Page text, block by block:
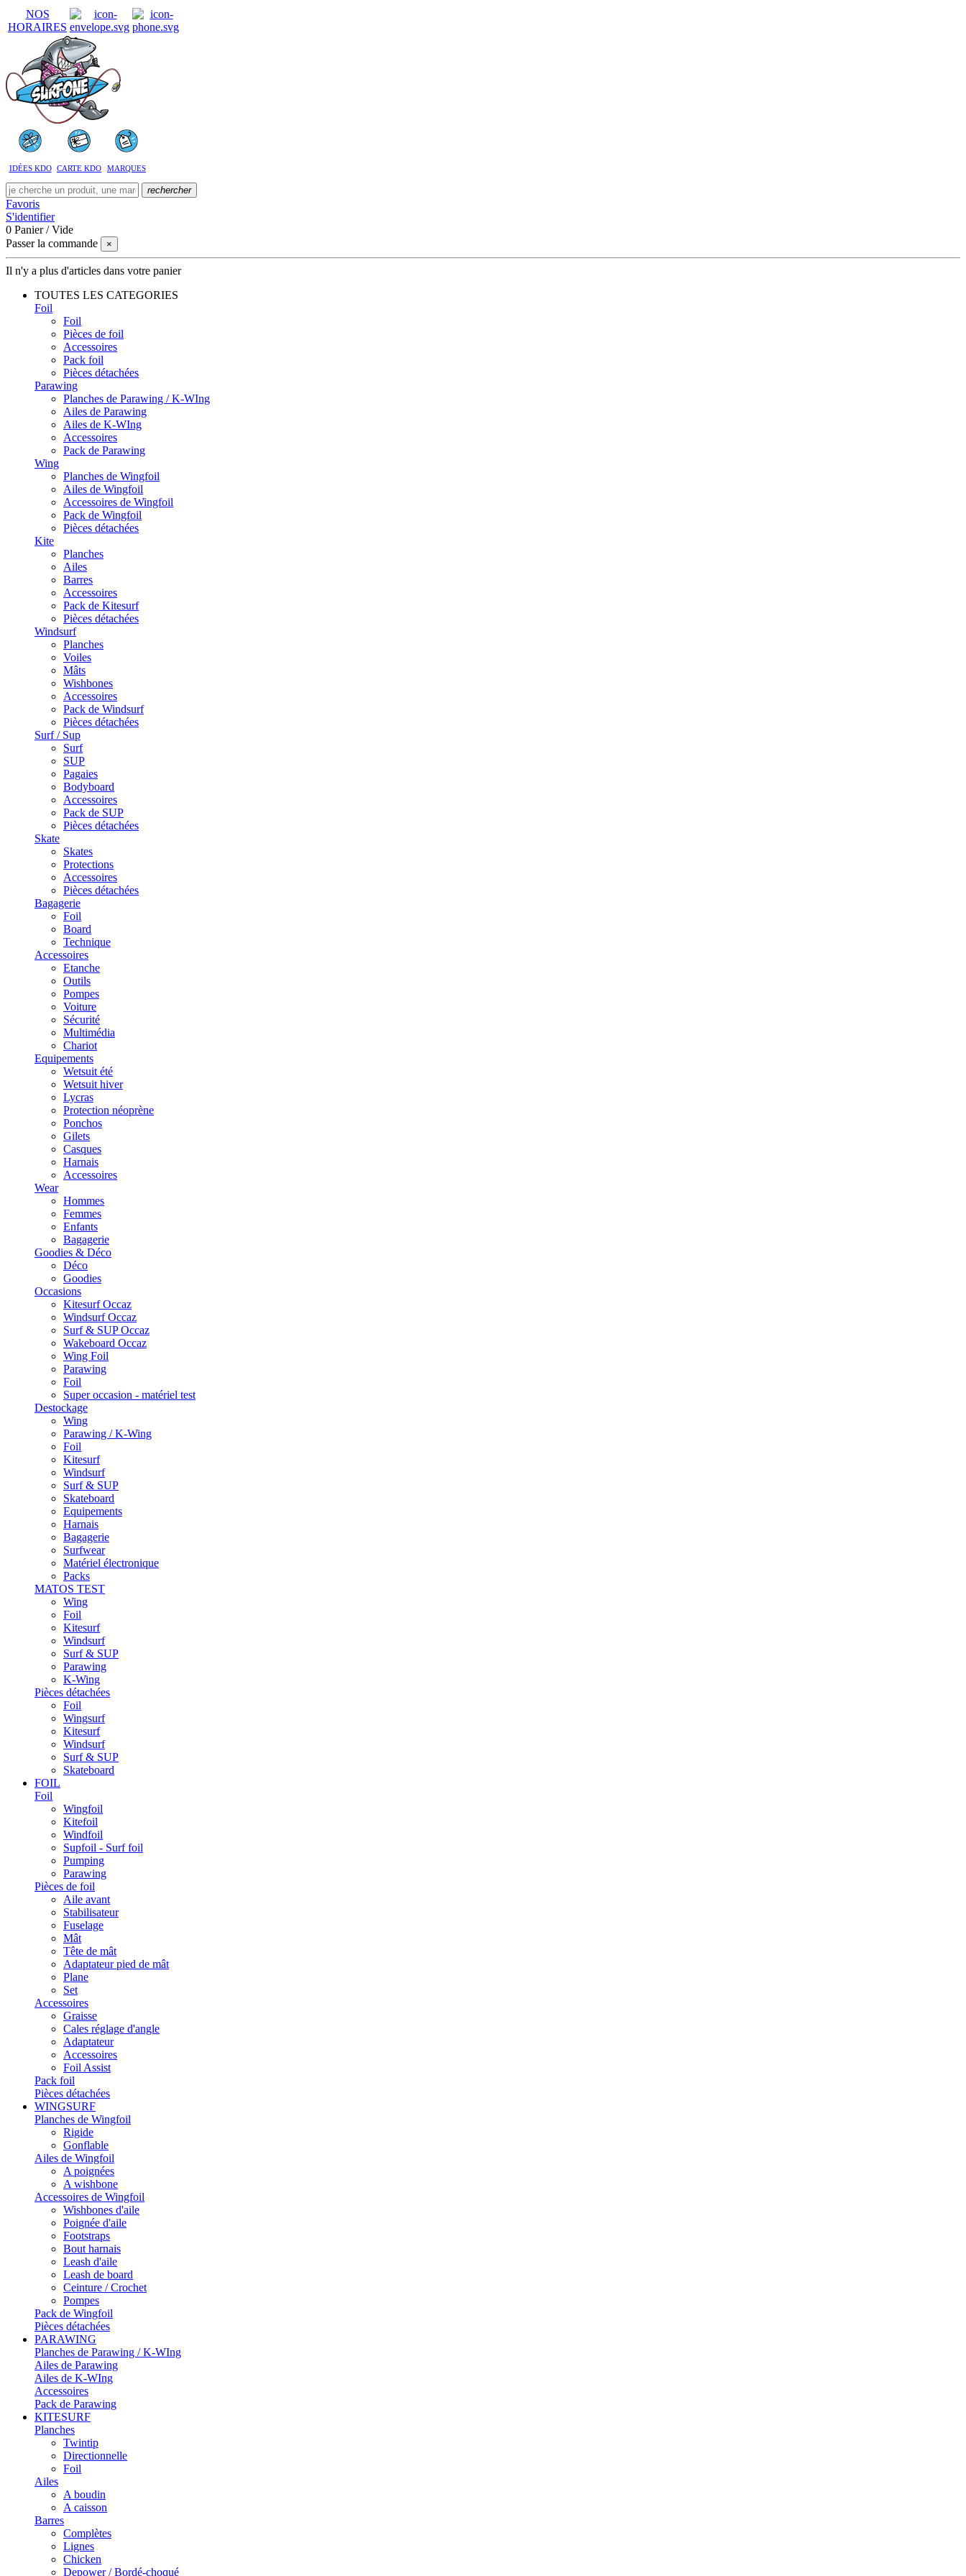
NOS
HORAIRES
IDÉES KDO CARTE KDO MARQUES
rechercher
Favoris
S'identifier
0 Panier /Vide
Passer la commande
×
Il n'y a plus d'articles dans votre panier
TOUTES LES CATEGORIES
Foil
Foil
Pièces de foil
Accessoires
Pack foil
Pièces détachées
Parawing
Planches de Parawing / K-WIng
Ailes de Parawing
Ailes de K-WIng
Accessoires
Pack de Parawing
Wing
Planches de Wingfoil
Ailes de Wingfoil
Accessoires de Wingfoil
Pack de Wingfoil
Pièces détachées
Kite
Planches
Ailes
Barres
Accessoires
Pack de Kitesurf
Pièces détachées
Windsurf
Planches
Voiles
Mâts
Wishbones
Accessoires
Pack de Windsurf
Pièces détachées
Surf / Sup
Surf
SUP
Pagaies
Bodyboard
Accessoires
Pack de SUP
Pièces détachées
Skate
Skates
Protections
Accessoires
Pièces détachées
Bagagerie
Foil
Board
Technique
Accessoires
Etanche
Outils
Pompes
Voiture
Sécurité
Multimédia
Chariot
Equipements
Wetsuit été
Wetsuit hiver
Lycras
Protection néoprène
Ponchos
Gilets
Casques
Harnais
Accessoires
Wear
Hommes
Femmes
Enfants
Bagagerie
Goodies & Déco
Déco
Goodies
Occasions
Kitesurf Occaz
Windsurf Occaz
Surf & SUP Occaz
Wakeboard Occaz
Wing Foil
Parawing
Foil
Super occasion - matériel test
Destockage
Wing
Parawing / K-Wing
Foil
Kitesurf
Windsurf
Surf & SUP
Skateboard
Equipements
Harnais
Bagagerie
Surfwear
Matériel électronique
Packs
MATOS TEST
Wing
Foil
Kitesurf
Windsurf
Surf & SUP
Parawing
K-Wing
Pièces détachées
Foil
Wingsurf
Kitesurf
Windsurf
Surf & SUP
Skateboard
FOIL
Foil
Wingfoil
Kitefoil
Windfoil
Supfoil - Surf foil
Pumping
Parawing
Pièces de foil
Aile avant
Stabilisateur
Fuselage
Mât
Tête de mât
Adaptateur pied de mât
Plane
Set
Accessoires
Graisse
Cales réglage d'angle
Adaptateur
Accessoires
Foil Assist
Pack foil
Pièces détachées
WINGSURF
Planches de Wingfoil
Rigide
Gonflable
Ailes de Wingfoil
A poignées
A wishbone
Accessoires de Wingfoil
Wishbones d'aile
Poignée d'aile
Footstraps
Bout harnais
Leash d'aile
Leash de board
Ceinture / Crochet
Pompes
Pack de Wingfoil
Pièces détachées
PARAWING
Planches de Parawing / K-WIng
Ailes de Parawing
Ailes de K-WIng
Accessoires
Pack de Parawing
KITESURF
Planches
Twintip
Directionnelle
Foil
Ailes
A boudin
A caisson
Barres
Complètes
Lignes
Chicken
Depower / Bordé-choqué